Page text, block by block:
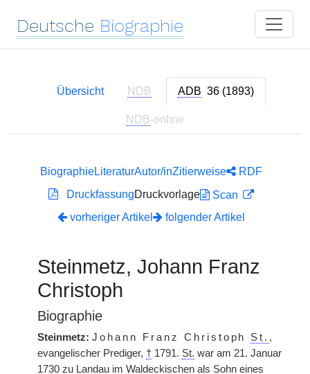
Deutsche Biographie
Übersicht NDB ADB 36 (1893)
NDB-online
BiographieLiteraturAutor/inZitierweise
RDF
DruckfassungDruckvorlage
Scan
vorheriger Artikel
folgender Artikel
Steinmetz, Johann Franz
Christoph
Biographie
Steinmetz: Johann Franz Christoph St. ,
evangelischer Prediger, † 1791. St. war am 21. Januar
1730 zu Landau im Waldeckischen als Sohn eines